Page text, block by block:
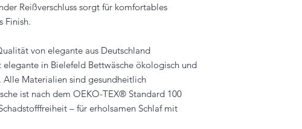
Reißverschluss sorgt für komfortables
Finish.
von elegante aus Deutschland
elegante in Bielefeld Bettwäsche ökologisch und
Alle Materialien sind gesundheitlich
ist nach dem OEKO-TEX® Standard 100
– für erholsamen Schlaf mit